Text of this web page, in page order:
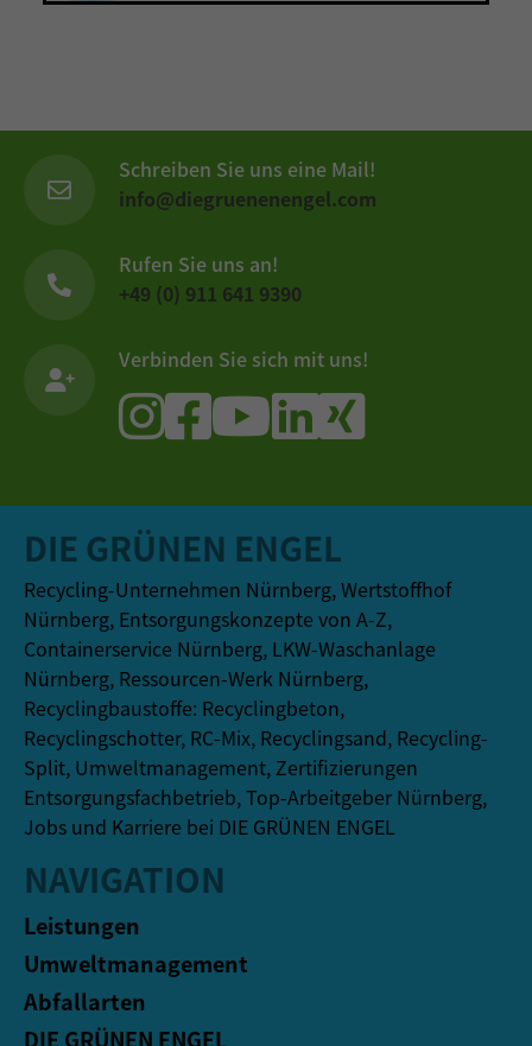
Schreiben Sie uns eine Mail!
info@diegruenenengel.com
Rufen Sie uns an!
+49 (0) 911 641 9390
Verbinden Sie sich mit uns!
DIE GRÜNEN ENGEL
Recycling-Unternehmen Nürnberg, Wertstoffhof
Nürnberg, Entsorgungskonzepte von A-Z,
Containerservice Nürnberg, LKW-Waschanlage
Nürnberg, Ressourcen-Werk Nürnberg,
Recyclingbaustoffe: Recyclingbeton,
Recyclingschotter, RC-Mix, Recyclingsand, Recycling-
Split, Umweltmanagement, Zertifizierungen
Entsorgungsfachbetrieb, Top-Arbeitgeber Nürnberg,
Jobs und Karriere bei DIE GRÜNEN ENGEL
NAVIGATION
Leistungen
Umweltmanagement
Abfallarten
DIE GRÜNEN ENGEL
Cookie-Informationen anzeigen
powered by Borlabs Cookie
Datenschutzerklärung